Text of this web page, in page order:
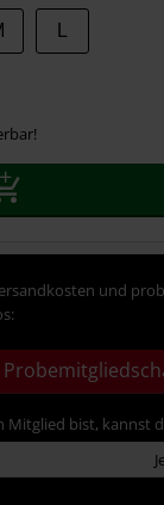
und
Mitglied bist, kannst